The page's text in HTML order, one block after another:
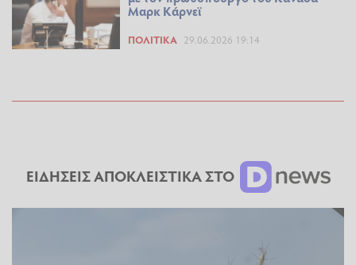
Μαρκ Κάρνεϊ
ΠΟΛΙΤΙΚΆ 29.06.2026 19:14
ΕΙΔΗΣΕΙΣ ΑΠΟΚΛΕΙΣΤΙΚΑ ΣΤΟ